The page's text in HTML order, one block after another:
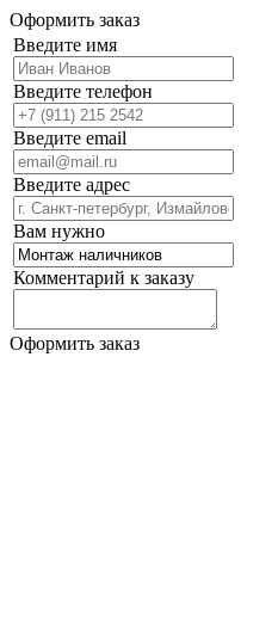
Оформить заказ
Введите имя
Введите телефон
Введите email
Введите адрес
Вам нужно
Комментарий к заказу
Оформить заказ